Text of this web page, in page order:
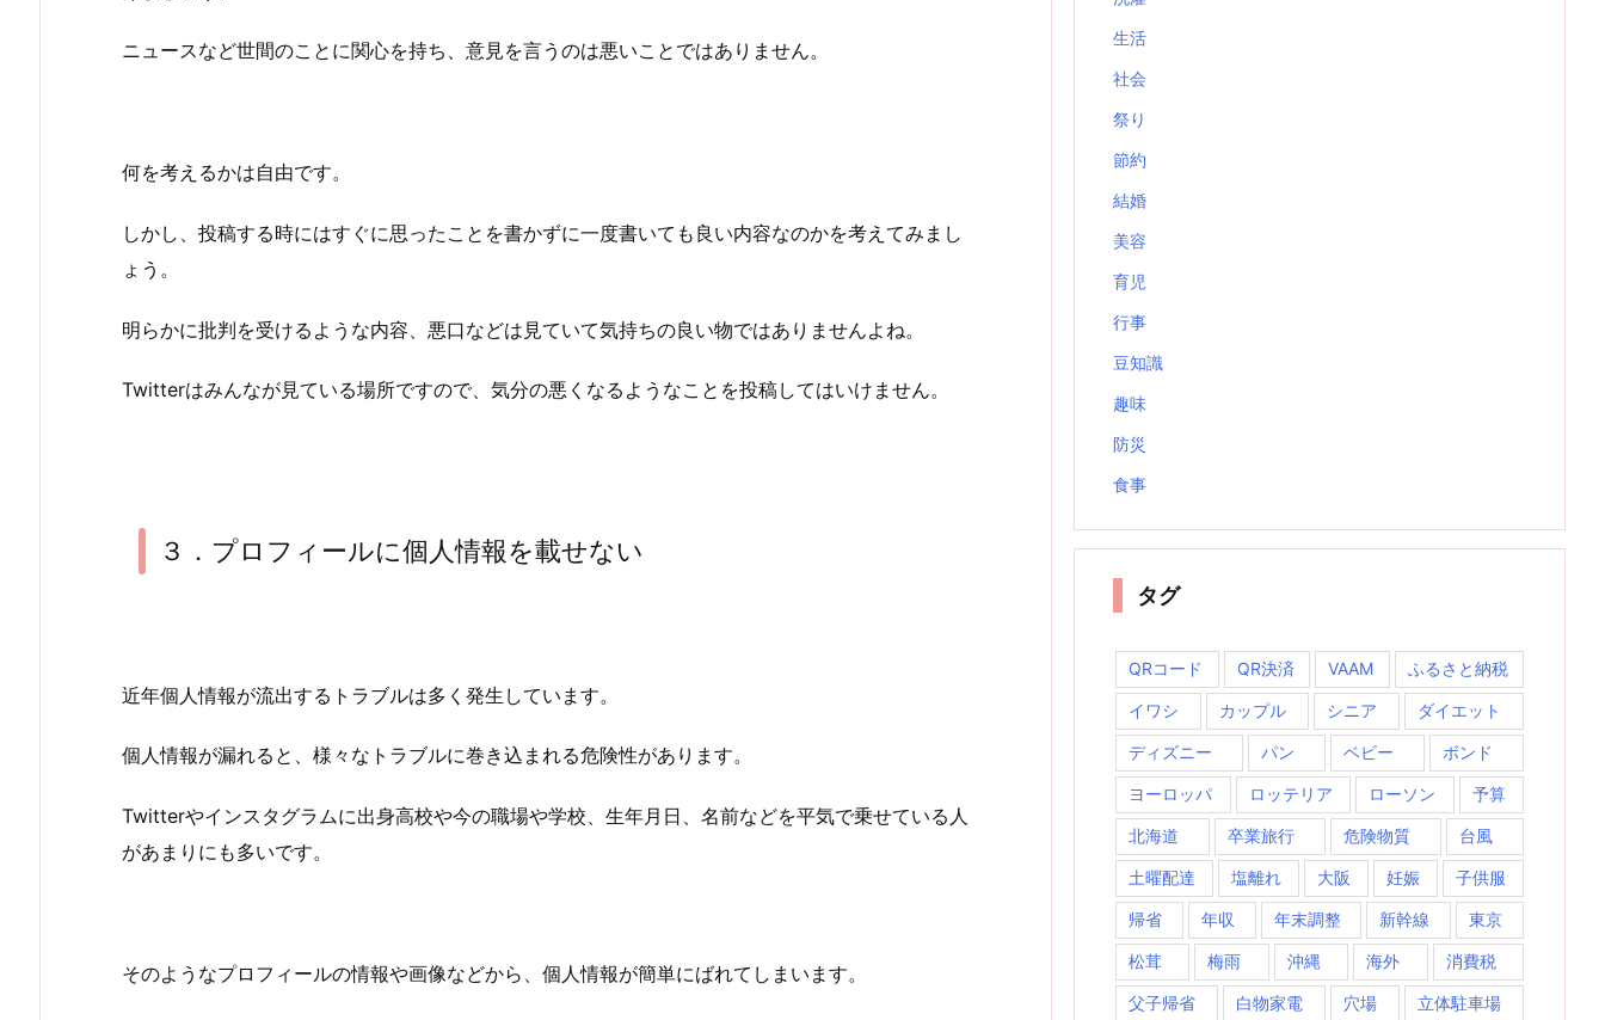
ニュースなど世間のことに関心を持ち、意見を言うのは悪いことではありません。
何を考えるかは自由です。
しかし、投稿する時にはすぐに思ったことを書かずに一度書いても良い内容なのかを考えてみまし
ょう。
明らかに批判を受けるような内容、悪口などは見ていて気持ちの良い物ではありませんよね。
Twitterはみんなが見ている場所ですので、気分の悪くなるようなことを投稿してはいけません。
３．プロフィールに個人情報を載せない
近年個人情報が流出するトラブルは多く発生しています。
個人情報が漏れると、様々なトラブルに巻き込まれる危険性があります。
Twitterやインスタグラムに出身高校や今の職場や学校、生年月日、名前などを平気で乗せている人
があまりにも多いです。
そのようなプロフィールの情報や画像などから、個人情報が簡単にばれてしまいます。
生活
社会
祭り
節約
結婚
美容
育児
行事
豆知識
趣味
防災
食事
タグ
QRコード QR決済 VAAM ふるさと納税
イワシ カップル シニア ダイエット
ディズニー パン ベビー ボンド
ヨーロッパ ロッテリア ローソン 予算
北海道 卒業旅行 危険物質 台風
土曜配達 塩離れ 大阪 妊娠 子供服
帰省 年収 年末調整 新幹線 東京
松茸 梅雨 沖縄 海外 消費税
父子帰省 白物家電 穴場 立体駐車場